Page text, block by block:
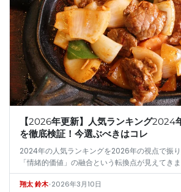
【2026年更新】人気ランキング2024
を徹底検証！今選ぶべきはコレ
2024年の人気ランキングを2026年の視点で振
「情緒的価値」の融合という転換点が見えてき
持続可能性やメンタルヘルスなど社会的価値と
鍵…
翔太 鈴木•2026年3月10日